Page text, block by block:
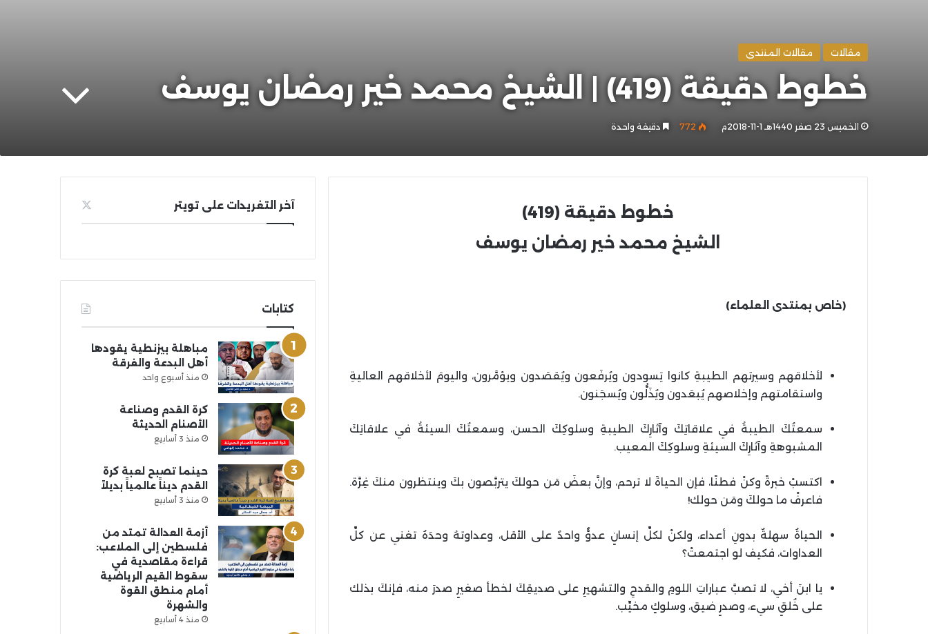
مقالات مقالات المنتدى
خطوط دقيقة (419) | الشيخ محمد خير رمضان يوسف
الخميس 23 صفر 1440هـ 1-11-2018م 772 دقيقة واحدة
خطوط دقيقة (419)
الشيخ محمد خير رمضان يوسف
(خاص بمنتدى العلماء)
لأخلاقهم وسيرتهم الطيبةِ كانوا يَسودون ويُرفَعون ويُقصَدون ويؤمَّرون، واليومَ لأخلاقهم العاليةِ
واستقامتهم وإخلاصهم يُبعَدون ويُذَلُّون ويُسجَنون.
سمعتُكَ الطيبةُ في علاقاتِكَ وآثارِكَ الطيبةِ وسلوكِكَ الحسن، وسمعتُكَ السيئةُ في علاقاتِكَ
المشبوهةِ وآثارِكَ السيئةِ وسلوكِكَ المعيب.
اكتسبْ خبرةً وكنْ فطنًا، فإن الحياةَ لا ترحم، وإنَّ بعضَ مَن حولكَ يتربَّصون بكَ وينتظرون منكَ غِرَّة.
فاعرفْ ما حولكَ ومَن حولك!
الحياةُ سهلةٌ بدونِ أعداء، ولكنْ لكلِّ إنسانٍ عدوٌّ واحدٌ على الأقل، وعداوتهُ وحدَهُ تغني عن كلِّ
العداوات، فكيف لو اجتمعتْ؟
يا ابنَ أخي، لا تصبَّ عباراتِ اللومِ والقدحِ والتشهيرِ على صديقِكَ لخطأ صغيرٍ صدرَ منه، فإنكَ بذلك
على خُلقٍ سيء، وصدرٍ ضيق، وسلوكٍ مخيِّب.
آخر التغريدات على تويتر
كتابات
مباهلة بيزنطية يقودها
أهل البدعة والفرقة
منذ أسبوع واحد
كرة القدم وصناعة
الأصنام الحديثة
منذ 3 أسابيع
حينما تصبح لعبة كرة
القدم ديناً عالمياً بديلاً
منذ 3 أسابيع
أزمة العدالة تمتد من
فلسطين إلى الملاعب:
قراءة مقاصدية في
سقوط القيم الرياضية
أمام منطق القوة
والشهرة
منذ 4 أسابيع